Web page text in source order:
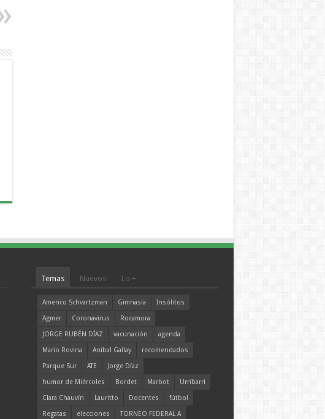
Temas Nuevos Lo +
Americo Schvartzman Gimnasia
Insólitos
Agmer
Coronavirus
Rocamora
JORGE RUBÉN DÍAZ
vacunación
agenda
Mario Rovina
Aníbal Gallay
recomendados
Parque Sur
ATE
Jorge Díaz
humor de Miércoles
Bordet Marbot
Urribarri
Clara Chauvín
Lauritto Docentes
fútbol
Regatas
elecciones TORNEO FEDERAL A